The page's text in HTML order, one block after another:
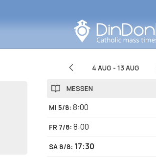
4 AUG - 13 AUG
MESSEN
MI 5/8: 8:00
FR 7/8: 8:00
SA 8/8: 17:30